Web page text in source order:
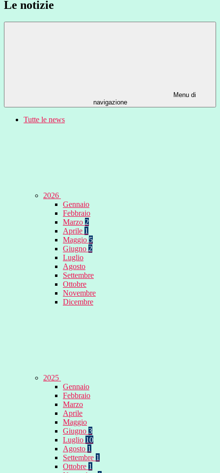
Le notizie
Menu di
navigazione
Tutte le news
2026
Gennaio
Febbraio
Marzo 2
Aprile 1
Maggio 5
Giugno 2
Luglio
Agosto
Settembre
Ottobre
Novembre
Dicembre
2025
Gennaio
Febbraio
Marzo
Aprile
Maggio
Giugno 3
Luglio 10
Agosto 1
Settembre 1
Ottobre 1